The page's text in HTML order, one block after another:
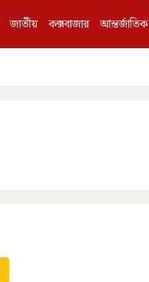
জাতীয় কক্সবাজার আন্তর্জাতিক